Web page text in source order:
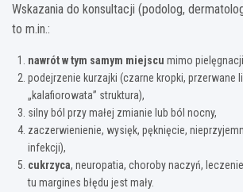
Wskazania do konsultacji (podolog,
to m.in.:
nawrót w tym samym miejscu mimo
podejrzenie kurzajki (czarne kropki, przerwane
„kalafiorowata” struktura),
silny ból przy małej zmianie lub ból nocny,
zaczerwienienie, wysięk, pęknięcie,
infekcji),
cukrzyca, neuropatia, choroby naczyń,
tu margines błędu jest mały.